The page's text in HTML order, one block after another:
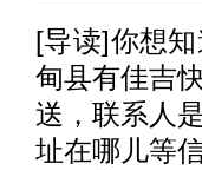
[导读]你想
甸县有佳吉
送，联系人
址在哪儿等